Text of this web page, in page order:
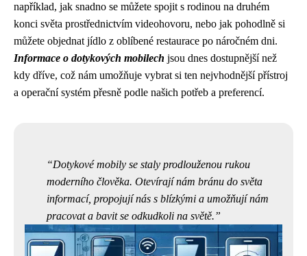
například, jak snadno se můžete spojit s rodinou na druhém
konci světa prostřednictvím videohovoru, nebo jak pohodlně si
můžete objednat jídlo z oblíbené restaurace po náročném dni.
Informace o dotykových mobilech jsou dnes dostupnější než
kdy dříve, což nám umožňuje vybrat si ten nejvhodnější přístroj
a operační systém přesně podle našich potřeb a preferencí.
Dotykové mobily se staly prodlouženou rukou
moderního člověka. Otevírají nám bránu do světa
informací, propojují nás s blízkými a umožňují nám
pracovat a bavit se odkudkoli na světě.